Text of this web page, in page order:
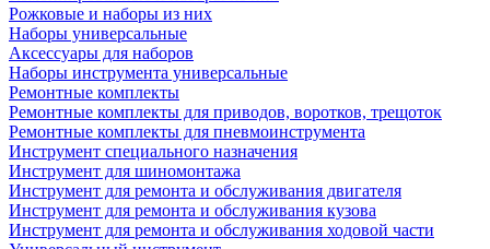
Рожковые и наборы из них
Наборы универсальные
Аксессуары для наборов
Наборы инструмента универсальные
Ремонтные комплекты
Ремонтные комплекты для приводов, воротков, трещоток
Ремонтные комплекты для пневмоинструмента
Инструмент специального назначения
Инструмент для шиномонтажа
Инструмент для ремонта и обслуживания двигателя
Инструмент для ремонта и обслуживания кузова
Инструмент для ремонта и обслуживания ходовой части